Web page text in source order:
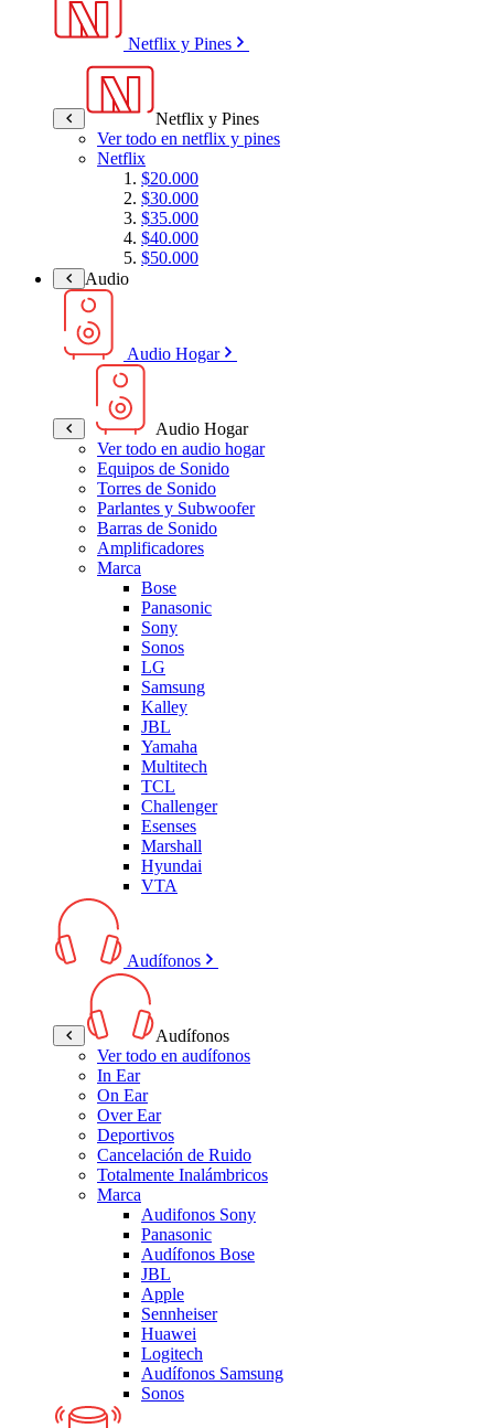
Netflix y Pines
Netflix y Pines
Ver todo en netflix y pines
Netflix
$20.000
$30.000
$35.000
$40.000
$50.000
Audio
Audio Hogar
Audio Hogar
Ver todo en audio hogar
Equipos de Sonido
Torres de Sonido
Parlantes y Subwoofer
Barras de Sonido
Amplificadores
Marca
Bose
Panasonic
Sony
Sonos
LG
Samsung
Kalley
JBL
Yamaha
Multitech
TCL
Challenger
Esenses
Marshall
Hyundai
VTA
Audífonos
Audífonos
Ver todo en audífonos
In Ear
On Ear
Over Ear
Deportivos
Cancelación de Ruido
Totalmente Inalámbricos
Marca
Audifonos Sony
Panasonic
Audífonos Bose
JBL
Apple
Sennheiser
Huawei
Logitech
Audífonos Samsung
Sonos